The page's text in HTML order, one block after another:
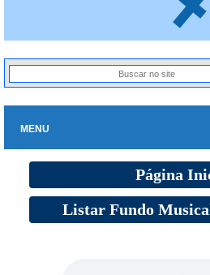
MENU
Página
Listar Fundo